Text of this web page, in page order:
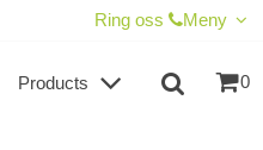
Ring oss Meny
0
Products
CHECKOUT